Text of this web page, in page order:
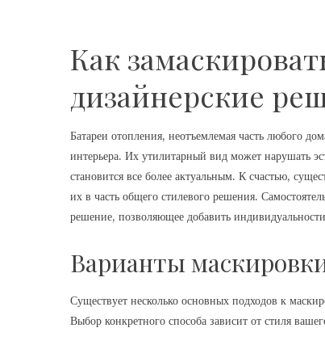
Как
дизайнерские
Батареи отопления, неотъемлемая часть любого
интерьера. Их утилитарный вид может нарушать
становится все более актуальным. К счастью,
их в часть общего стилевого решения.
решение, позволяющее добавить
Варианты
Существует несколько основных подходов к
Выбор конкретного способа зависит от стиля